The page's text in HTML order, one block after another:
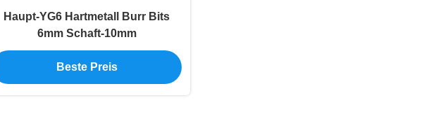
Haupt-YG6 Hartmetall Burr Bits
6mm Schaft-10mm
Beste Preis